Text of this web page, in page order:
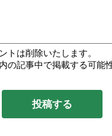
トは削除いたします。
の記事中で掲載する可能